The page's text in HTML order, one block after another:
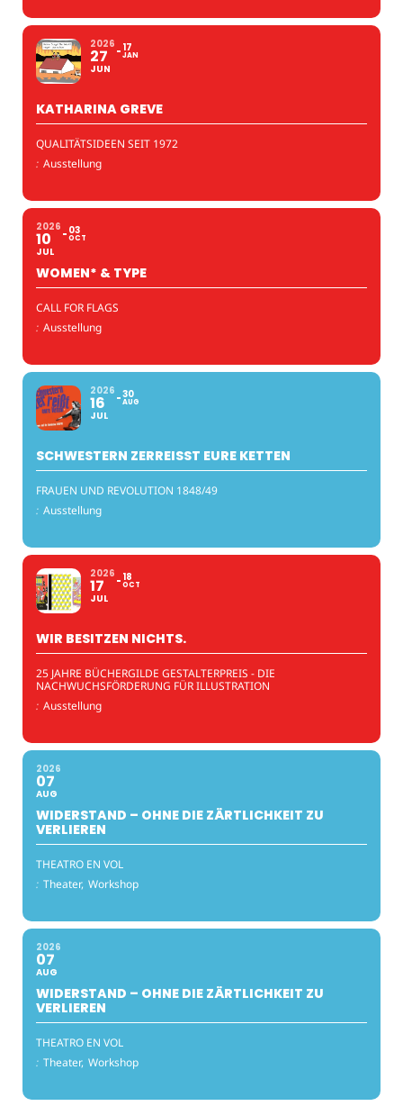
2026
27
JUN
17
JAN
KATHARINA GREVE
QUALITÄTSIDEEN SEIT 1972
: Ausstellung
2026
10
JUL
03
OCT
WOMEN* & TYPE
CALL FOR FLAGS
: Ausstellung
2026
16
JUL
30
AUG
SCHWESTERN ZERREISST EURE KETTEN
FRAUEN UND REVOLUTION 1848/49
: Ausstellung
2026
17
JUL
18
OCT
WIR BESITZEN NICHTS.
25 JAHRE BÜCHERGILDE GESTALTERPREIS - DIE
NACHWUCHSFÖRDERUNG FÜR ILLUSTRATION
: Ausstellung
2026
07
AUG
WIDERSTAND – OHNE DIE ZÄRTLICHKEIT ZU
VERLIEREN
THEATRO EN VOL
: Theater, Workshop
2026
07
AUG
WIDERSTAND – OHNE DIE ZÄRTLICHKEIT ZU
VERLIEREN
THEATRO EN VOL
: Theater, Workshop